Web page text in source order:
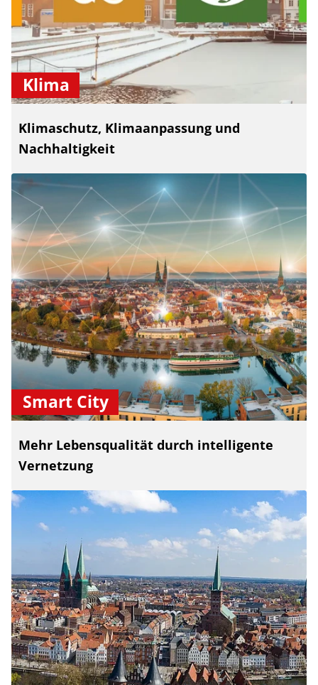
Klima
Klimaschutz, Klimaanpassung und
Nachhaltigkeit
Smart City
Mehr Lebensqualität durch intelligente
Vernetzung